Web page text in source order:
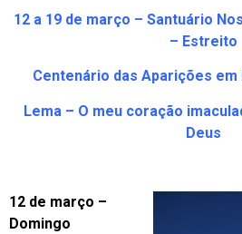
12 a 19 de março – Santuário
– Estreito
Centenário das Aparições em
Lema – O meu coração
Deus
12 de março –
Domingo